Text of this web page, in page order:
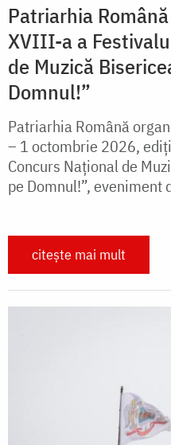
Patriarhia
XVIII-a a
de Muzică
Domnul!”
Patriarhia Română
– 1 octombrie 2026,
Concurs Național de
pe Domnul!”, eveniment
citește mai mult